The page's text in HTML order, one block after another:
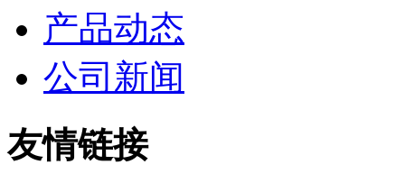
产品动态
公司新闻
友情链接